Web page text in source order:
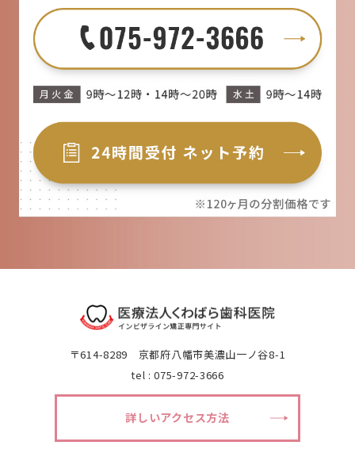
〒614-8289 京都府八幡市美濃山一ノ谷8-1
tel : 075-972-3666
詳しいアクセス方法